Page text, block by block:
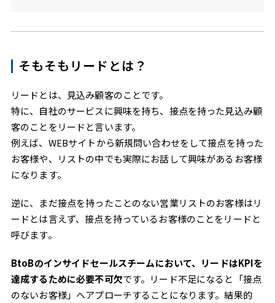
OPTEMO（オプテモ）とは？
ドセールス
そもそもリードとは？
リードとは、見込み顧客のことです。
特に、自社のサービスに興味を持ち、接点を持った見込み顧
客のことをリードと言います。
例えば、WEBサイトから新規問い合わせをして接点を持った
お客様や、リストの中でも実際にお話して興味があるお客様
になります。
逆に、まだ接点を持ったことのない営業リストのお客様はリ
ードとは言えず、接点を持っているお客様のことをリードと
呼びます。
BtoBのインサイドセールスチームにおいて、リードはKPIを
達成するために必要不可欠です。リード不足になると「接点
のないお客様」へアプローチすることになります。結果的